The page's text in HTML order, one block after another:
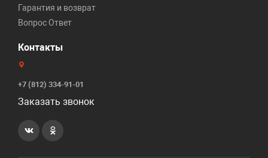
Гарантия и возврат
Вопрос Ответ
Контакты
+7 (812) 334-91-01
Заказать звонок